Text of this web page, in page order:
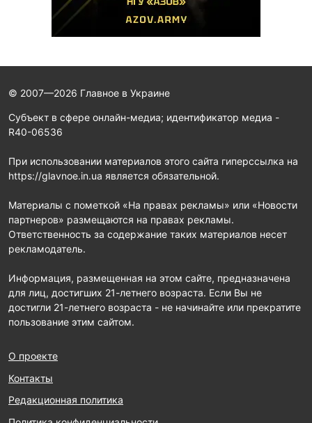
© 2007—2026 Главное в Украине
Субъект в сфере онлайн-медиа; идентификатор медиа -
R40-06536
При использовании материалов этого сайта гиперссылка на
https://glavnoe.in.ua является обязательной.
Материалы с пометкой «На правах рекламы» или «Новости
партнеров» размещаются на правах рекламы.
Ответственность за содержание таких материалов несет
рекламодатель.
Информация, размещенная на этом сайте, предназначена
для лиц, достигших 21-летнего возраста. Если Вы не
достигли 21-летнего возраста - не начинайте или прекратите
пользование этим сайтом.
О проекте
Контакты
Редакционная политика